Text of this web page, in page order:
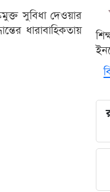
সুবিধা দেওয়ার
ধারাবাহিকতায়